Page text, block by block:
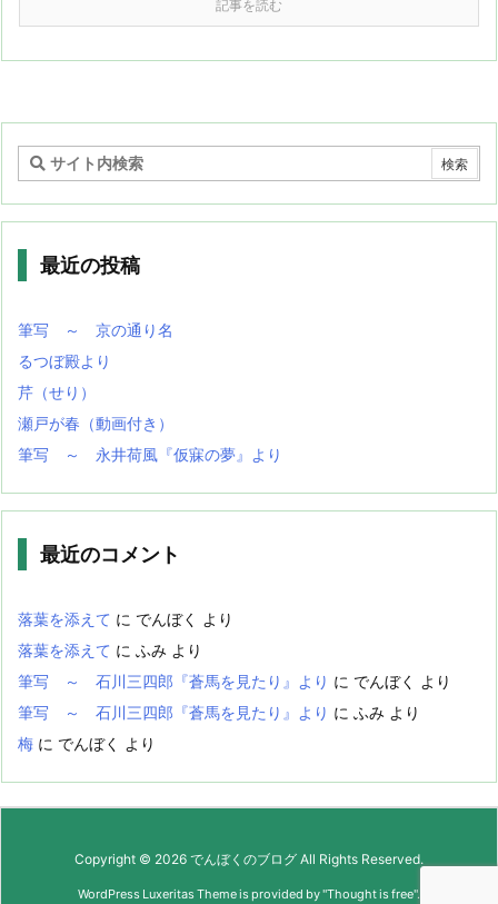
記事を読む
最近の投稿
筆写 ～ 京の通り名
るつぼ殿より
芹（せり）
瀬戸が春（動画付き）
筆写 ～ 永井荷風『仮寐の夢』より
最近のコメント
落葉を添えて に でんぼく
より
落葉を添えて に ふみ より
筆写 ～ 石川三四郎『蒼馬を見たり』より に でんぼく
より
筆写 ～ 石川三四郎『蒼馬を見たり』より に ふみ より
梅 に でんぼく より
Copyright © 2026 でんぼくのブログ All Rights Reserved.
WordPress Luxeritas Theme is provided by "Thought is free".